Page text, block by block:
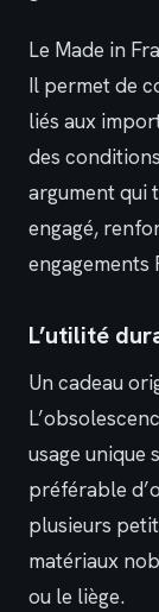
Le Made in
Il permet de
liés aux
des
argument qui
engagé,
engagements
L’utilité
Un cadeau
usage unique
préférable
plusieurs
matériaux
ou le liège.